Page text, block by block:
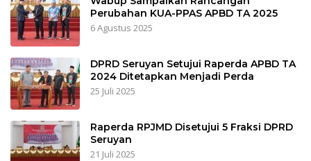
Perubahan KUA-PPAS APBD TA 2025
6 Agustus 2025
DPRD Seruyan Setujui Raperda APBD TA
2024 Ditetapkan Menjadi Perda
25 Juli 2025
Raperda RPJMD Disetujui 5 Fraksi DPRD
Seruyan
21 Juli 2025